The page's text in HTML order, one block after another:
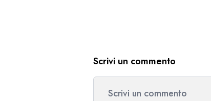
Scrivi un commento